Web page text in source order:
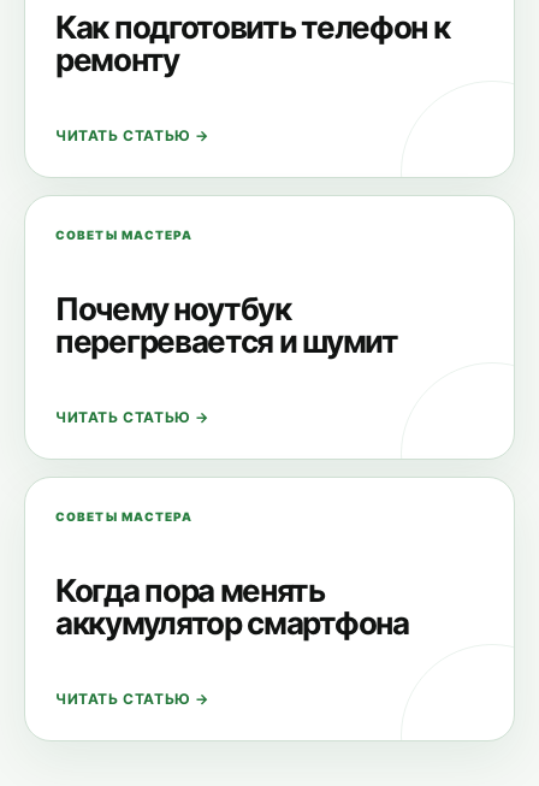
Как подготовить телефон к
ремонту
ЧИТАТЬ СТАТЬЮ →
СОВЕТЫ МАСТЕРА
Почему ноутбук
перегревается и шумит
ЧИТАТЬ СТАТЬЮ →
СОВЕТЫ МАСТЕРА
Когда пора менять
аккумулятор смартфона
ЧИТАТЬ СТАТЬЮ →